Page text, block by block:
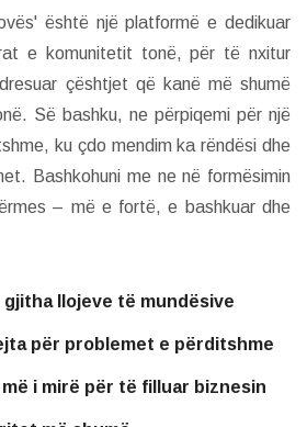
është një platformë e dedikuar
e komunitetit tonë, për të nxitur
çështjet që kanë më shumë
Së bashku, ne përpiqemi për një
ku çdo mendim ka rëndësi dhe
Bashkohuni me ne në formësimin
– më e fortë, e bashkuar dhe
gjitha llojeve të mundësive
për problemet e përditshme
më i mirë për të filluar biznesin